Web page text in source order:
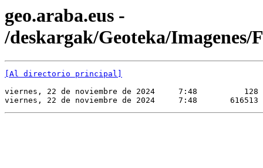
geo.araba.eus -
/deskargak/Geoteka/
[Al directorio principal]
viernes, 22 de noviembre de 2024     7:48          128
viernes, 22 de noviembre de 2024     7:48       616513